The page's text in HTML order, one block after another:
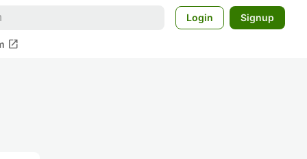
Login Signup
open_in_new